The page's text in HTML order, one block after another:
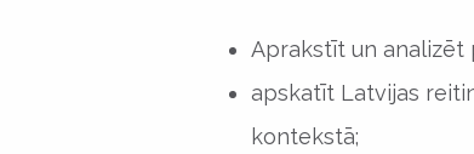
Aprakstīt un analizēt
apskatīt Latvijas
kontekstā;